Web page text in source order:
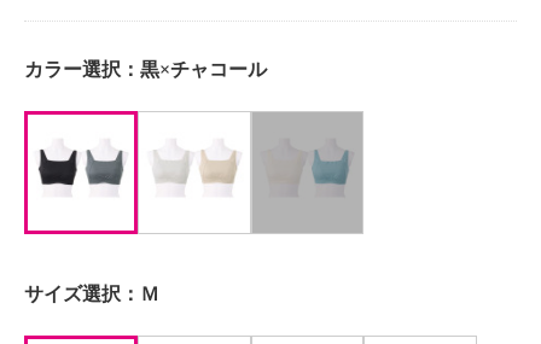
カラー選択： 黒×チャコール
サイズ選択： Ｍ